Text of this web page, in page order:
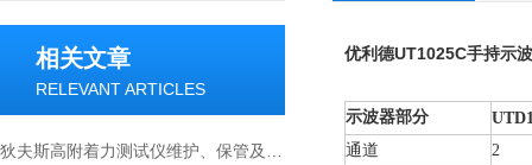
相关文章
RELEVANT ARTICLES
优利德UT1025C手持示
示波器部分
通道
2